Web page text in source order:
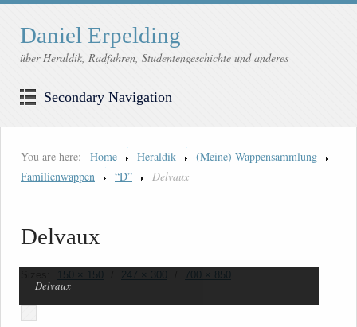
Daniel Erpelding
über Heraldik, Radfahren, Studentengeschichte und anderes
Secondary Navigation
You are here: Home Heraldik
(Meine) Wappensammlung
Familienwappen
“D” Delvaux
Delvaux
150 × 150 247 × 300 700 × 850
Delvaux